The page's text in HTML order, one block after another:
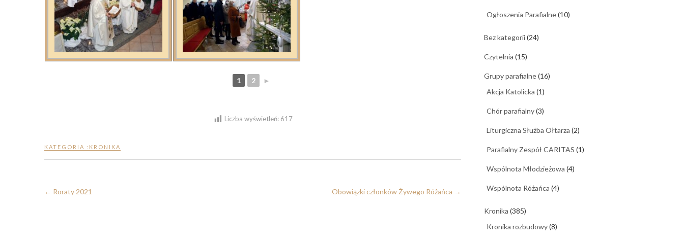
1 2 ►
Liczba wyświetleń: 617
KATEGORIA : KRONIKA
← Roraty 2021 Obowiązki członków Żywego Różańca →
Ogłoszenia Parafialne(10)
Bez kategorii(24)
Czytelnia (15)
Grupy parafialne(16)
Akcja Katolicka (1)
Chór parafialny(3)
Liturgiczna Służba Ołtarza (2)
Parafialny Zespół CARITAS (1)
Wspólnota Młodzieżowa (4)
Wspólnota Różańca (4)
Kronika (385)
Kronika rozbudowy(8)